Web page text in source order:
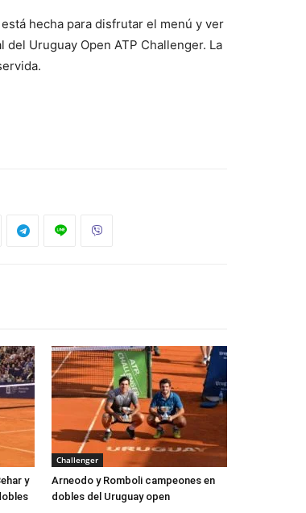
hecha para disfrutar el menú y ver
del Uruguay Open ATP Challenger. La
y
Challenger
Arneodo y Romboli campeones en
dobles del Uruguay open